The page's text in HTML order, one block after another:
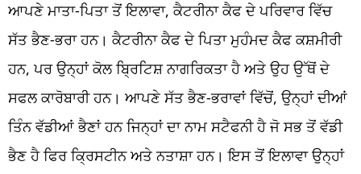
ਆਪਣੇ ਮਾਤਾ-ਪਿਤਾ ਤੋਂ ਇਲਾਵਾ, ਕੈਟਰੀਨਾ ਕੈਫ ਦੇ ਪਰਿਵਾਰ ਵਿੱਚ
ਸੱਤ ਭੈਣ-ਭਰਾ ਹਨ। ਕੈਟਰੀਨਾ ਕੈਫ ਦੇ ਪਿਤਾ ਮੁਹੰਮਦ ਕੈਫ ਕਸ਼ਮੀਰੀ
ਹਨ, ਪਰ ਉਨ੍ਹਾਂ ਕੋਲ ਬ੍ਰਿਟਿਸ਼ ਨਾਗਰਿਕਤਾ ਹੈ ਅਤੇ ਉਹ ਉੱਥੋਂ ਦੇ
ਸਫਲ ਕਾਰੋਬਾਰੀ ਹਨ। ਆਪਣੇ ਸੱਤ ਭੈਣ-ਭਰਾਵਾਂ ਵਿੱਚੋਂ, ਉਨ੍ਹਾਂ ਦੀਆਂ
ਤਿੰਨ ਵੱਡੀਆਂ ਭੈਣਾਂ ਹਨ ਜਿਨ੍ਹਾਂ ਦਾ ਨਾਮ ਸਟੈਫਨੀ ਹੈ ਜੋ ਸਭ ਤੋਂ ਵੱਡੀ
ਭੈਣ ਹੈ ਫਿਰ ਕ੍ਰਿਸਟੀਨ ਅਤੇ ਨਤਾਸ਼ਾ ਹਨ। ਇਸ ਤੋਂ ਇਲਾਵਾ ਉਨ੍ਹਾਂ